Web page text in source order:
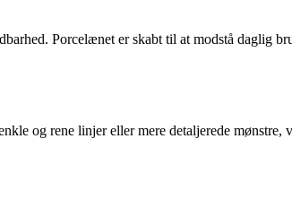
Porcelænet er skabt til at modstå daglig
og rene linjer eller mere detaljerede mønstre,